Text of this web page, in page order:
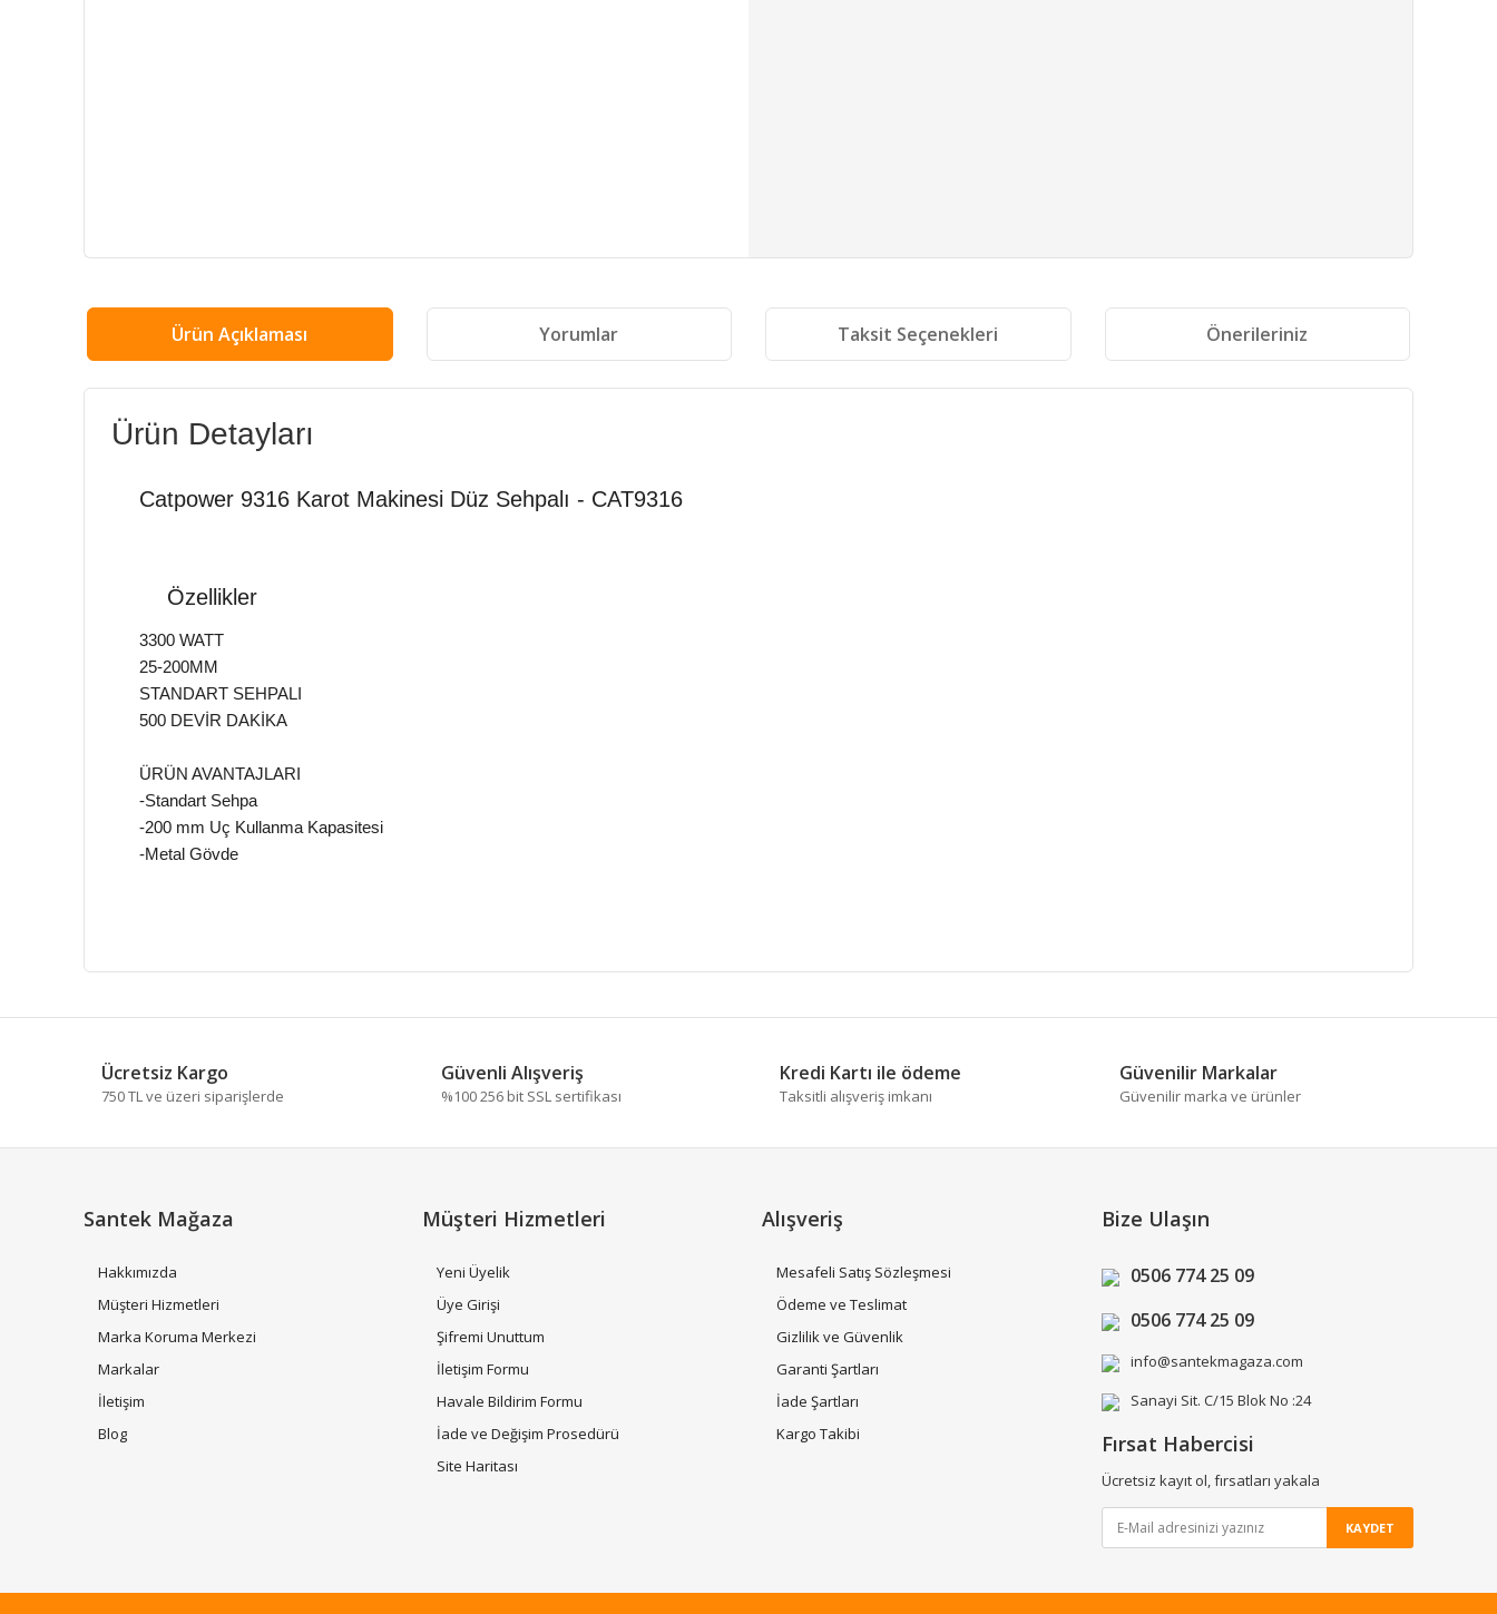
Ürün Açıklaması Yorumlar Taksit Seçenekleri Önerileriniz
Ürün Detayları
Catpower 9316 Karot Makinesi Düz Sehpalı - CAT9316
Özellikler
3300 WATT
25-200MM
STANDART SEHPALI
500 DEVİR DAKİKA
ÜRÜN AVANTAJLARI
-Standart Sehpa
-200 mm Uç Kullanma Kapasitesi
-Metal Gövde
Ürün resmi kalitesiz, bozuk veya görüntülenemiyor.
Ürün bilgilerinde hatalar bulunuyor.
Bu ürüne benzer farklı alternatifler olmalı.
Ücretsiz Kargo
750 TL ve üzeri siparişlerde
Güvenli Alışveriş
%100 256 bit SSL sertifikası
Kredi Kartı ile ödeme
Taksitli alışveriş imkanı
Güvenilir Markalar
Güvenilir marka ve ürünler
Santek Mağaza
Hakkımızda
Müşteri Hizmetleri
Marka Koruma Merkezi
Markalar
İletişim
Blog
Müşteri Hizmetleri
Yeni Üyelik
Üye Girişi
Şifremi Unuttum
İletişim Formu
Havale Bildirim Formu
İade ve Değişim Prosedürü
Site Haritası
Alışveriş
Mesafeli Satış Sözleşmesi
Ödeme ve Teslimat
Gizlilik ve Güvenlik
Garanti Şartları
İade Şartları
Kargo Takibi
Bize Ulaşın
0506 774 25 09
0506 774 25 09
info@santekmagaza.com
Sanayi Sit. C/15 Blok No :24
Fırsat Habercisi
Ücretsiz kayıt ol, fırsatları yakala
KAYDET